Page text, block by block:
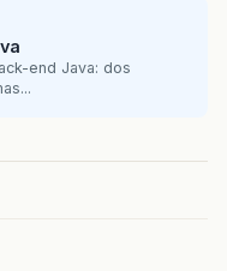
end Java: dos